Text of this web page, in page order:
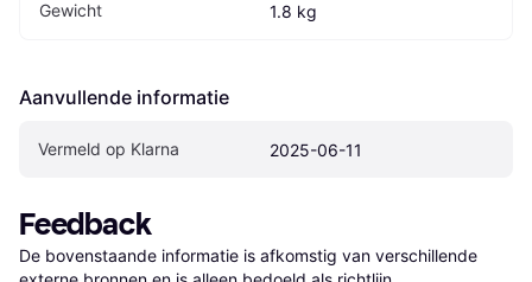
Gewicht 1.8 kg
Aanvullende informatie
Vermeld op Klarna 2025-06-11
Feedback
De bovenstaande informatie is afkomstig van verschillende